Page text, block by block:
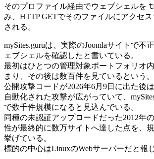
そのプロファイル経由でウェブシェルを
み、HTTP GETでそのファイルにアクセ
される。
mySites.guruは、実際のJoomlaサイトで不
ェブシェルを確認したと書いている。
最初はひとつの管理対象ポートフォリオ
まり、その後は数百件を見ているという。
公開攻撃コードが2026年6月9日に出た後
自動化された攻撃が広がっていて、
で数千件規模になると見込んでいる。
同種の未認証アップロードだった2012年の
性が最終的に数万サイトへ達した点を、
挙げている。
標的の中心はLinuxのWebサーバーだと報